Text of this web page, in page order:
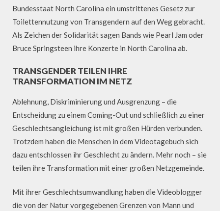
Bundesstaat North Carolina ein umstrittenes Gesetz zur
Toilettennutzung von Transgendern auf den Weg gebracht.
Als Zeichen der Solidarität sagen Bands wie Pearl Jam oder
Bruce Springsteen ihre Konzerte in North Carolina ab.
TRANSGENDER TEILEN IHRE
TRANSFORMATION IM NETZ
Ablehnung, Diskriminierung und Ausgrenzung – die
Entscheidung zu einem Coming-Out und schließlich zu einer
Geschlechtsangleichung ist mit großen Hürden verbunden.
Trotzdem haben die Menschen in dem Videotagebuch sich
dazu entschlossen ihr Geschlecht zu ändern. Mehr noch – sie
teilen ihre Transformation mit einer großen Netzgemeinde.
Mit ihrer Geschlechtsumwandlung haben die Videoblogger
die von der Natur vorgegebenen Grenzen von Mann und